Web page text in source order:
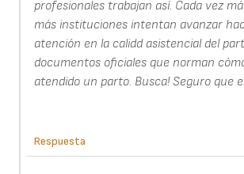
profesionales trabajan así. Cada vez
más instituciones intentan avanzar
atención en la calidd asistencial del
documentos oficiales que norman
atendido un parto. Busca! Seguro que
Respuesta